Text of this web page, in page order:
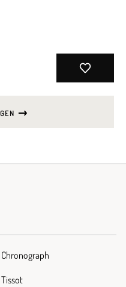
Chronograph
Tissot